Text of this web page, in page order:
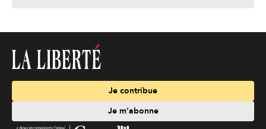
Je contribue
Je m'abonne